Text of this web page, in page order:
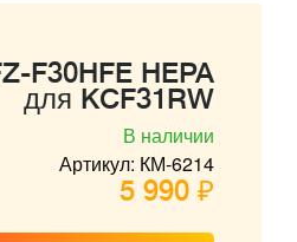
F30HFE HEPA
для KCF31RW
В наличии
Артикул: КМ-6214
5 990 ₽